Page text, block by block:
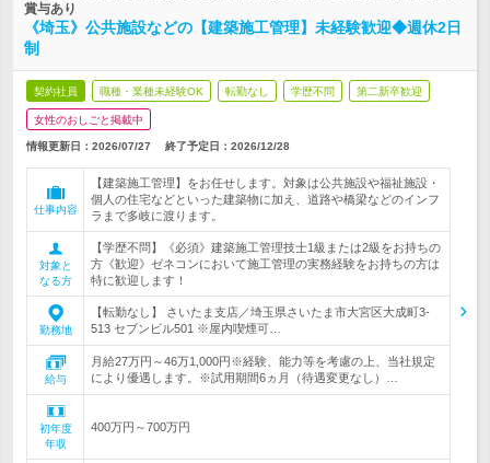
賞与あり
《埼玉》公共施設などの【建築施工管理】未経験歓迎◆週休2日
制
契約社員 職種・業種未経験OK 転勤なし 学歴不問 第二新卒歓迎
女性のおしごと掲載中
情報更新日：2026/07/27 終了予定日： 2026/12/28
仕事内容
【建築施工管理】をお任せします。対象は公共施設や福祉施設・
個人の住宅などといった建築物に加え、道路や橋梁などのインフ
ラまで多岐に渡ります。
対象と
なる方
【学歴不問】《必須》建築施工管理技士1級または2級をお持ちの
方《歓迎》ゼネコンにおいて施工管理の実務経験をお持ちの方は
特に歓迎します！
勤務地
【転勤なし】 さいたま支店／埼玉県さいたま市大宮区大成町3-
513 セブンビル501 ※屋内喫煙可…
給与
月給27万円～46万1,000円※経験、能力等を考慮の上、当社規定
により優遇します。※試用期間6ヵ月（待遇変更なし）…
初年度
年収
400万円～700万円